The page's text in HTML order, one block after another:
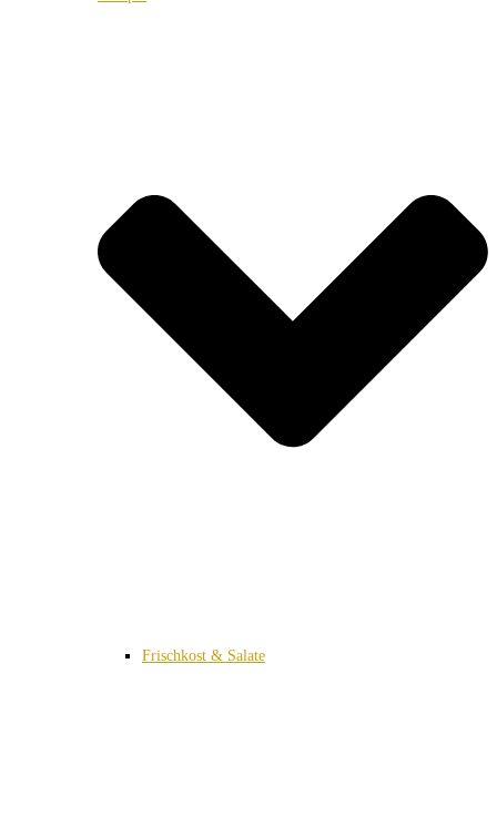
Frischkost & Salate